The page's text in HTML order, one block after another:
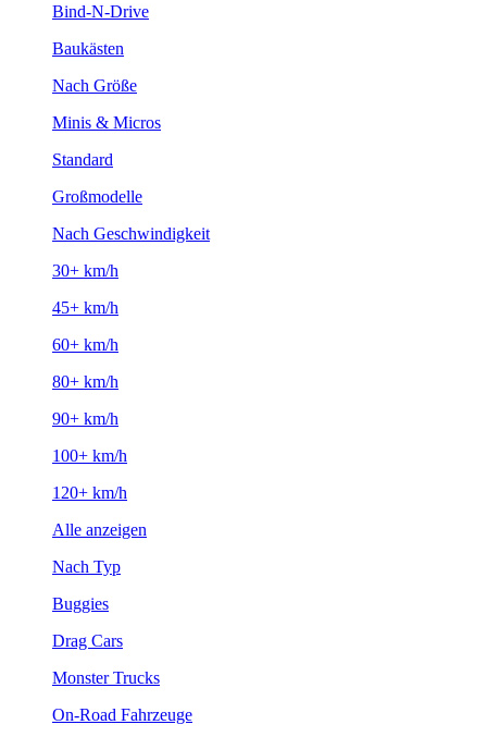
Bind-N-Drive
Baukästen
Nach Größe
Minis & Micros
Standard
Großmodelle
Nach Geschwindigkeit
30+ km/h
45+ km/h
60+ km/h
80+ km/h
90+ km/h
100+ km/h
120+ km/h
Alle anzeigen
Nach Typ
Buggies
Drag Cars
Monster Trucks
On-Road Fahrzeuge